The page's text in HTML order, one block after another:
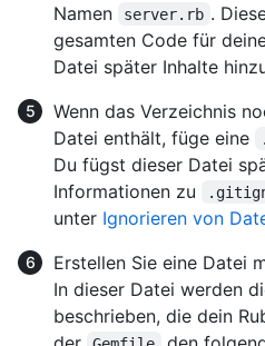
Namen
server.rb .
gesamten Code für
Datei später Inhalte
Wenn das Verzeichnis
Datei enthält, füge eine
Du fügst dieser Datei
Informationen zu
unter Ignorieren von
Erstellen Sie eine Datei
In dieser Datei werden
beschrieben, die dein